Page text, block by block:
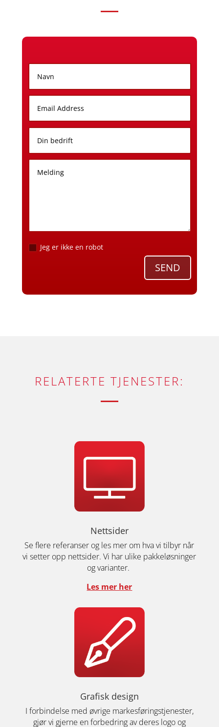
Jeg er ikke en robot
SEND
RELATERTE TJENESTER:
Nettsider
Se flere referanser og les mer om hva vi tilbyr når
vi setter opp nettsider. Vi har ulike pakkeløsninger
og varianter.
Les mer her
Grafisk design
I forbindelse med øvrige markesføringstjenester,
gjør vi gjerne en forbedring av deres logo og